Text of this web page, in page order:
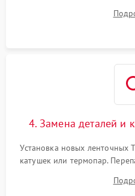
модуля, реле, диодных
индукции). Проверка
4. Замена деталей и
Установка новых
катушек или термопар.
дорожек. Очистка